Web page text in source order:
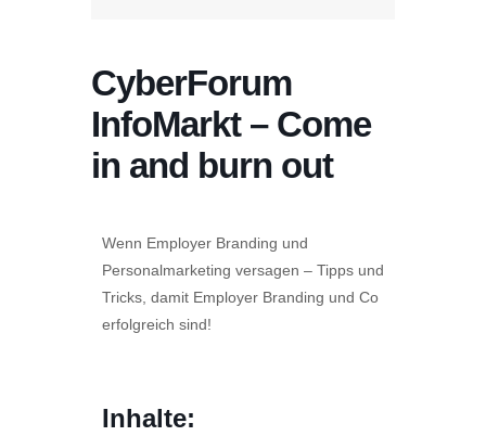
CyberForum
InfoMarkt – Come
in and burn out
Wenn Employer Branding und
Personalmarketing versagen – Tipps und
Tricks, damit Employer Branding und Co
erfolgreich sind!
Inhalte: